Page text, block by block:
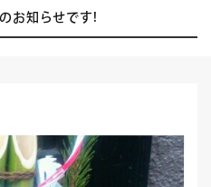
お知らせです!